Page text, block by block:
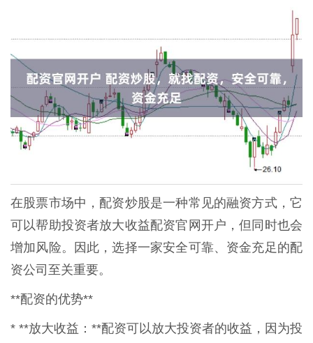
在股票市场中，配资炒股是一种常见的融资方式，它
可以帮助投资者放大收益配资官网开户，但同时也会
增加风险。因此，选择一家安全可靠、资金充足的配
资公司至关重要。
**配资的优势**
* **放大收益：**配资可以放大投资者的收益，因为投